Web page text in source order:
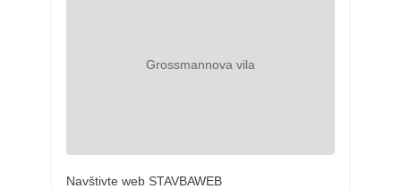
Navštivte web STAVBAWEB